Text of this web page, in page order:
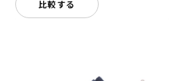
比較する